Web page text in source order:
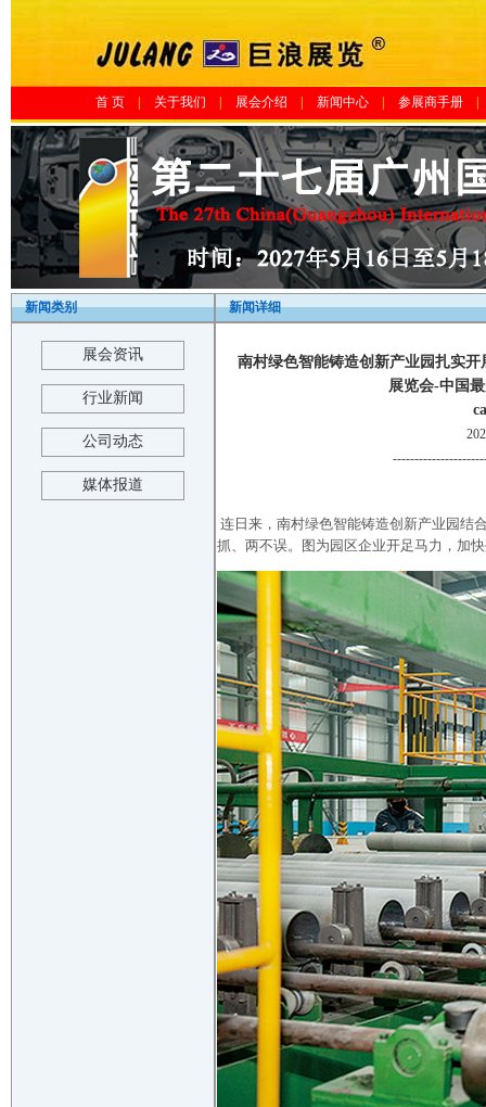
首 页 关于我们 展会介绍 新闻中心 参展商手册|
新闻类别
展会资讯
行业新闻
公司动态
媒体报道
新闻详细
南村绿色智能铸造创新产业园扎实
展览会-中国
连日来，南村绿色智能铸造创新产业园结
抓、两不误。图为园区企业开足马力，加